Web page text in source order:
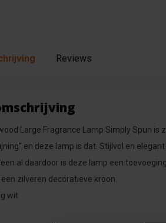
Reviews
Large Fragrance Lamp Simply Spun is
en deze lamp is dat. Stijlvol en
al daardoor is deze lamp een
zilveren decoratieve kroon.
wit